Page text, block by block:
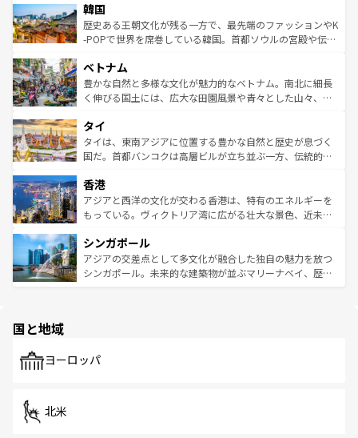
ワイを、存分に味わってほしい。 なお、新着のハワイ情報
はコンテンツ一覧を参照してほしい。
いる。アクティビティも充実しており、サーフィンやダイ
ビング、ハイキングなど、アウトドア好きにはたまらな
い。オーストラリアの多彩な魅力を存分に味わいつくそ
参照してほしい。
ン）、静ひつな山岳地帯である台湾東部など、都市の喧騒
と山間の静けさが共存しており、訪れる人に新しい発見と
驚きをもたらしてくれる。また、奥深い台湾の食文化も魅
容にもいいと評判のスイーツなど、バラエティ豊かな料理
が味わえる。 なお、新着の台湾情報は コンテンツ一覧を参
照してほしい。
韓国
歴史ある王朝文化が残る一方で、最先端のファッションやK
-POPで世界を席巻している韓国。首都ソウルの宮殿や伝統
き、地方に足を延ばせば四季折々の自然美を楽しむことが
できる。そして、キムチや焼肉、絶品のストリートフード
まで、さまざまな韓国料理が待っている。夜には、韓国な
リティに包まれながら、韓国の多彩な魅力を心ゆくまで味
わってみてほしい。 なお、新着の韓国情報はコンテンツ一
覧を参照してほしい。
ベトナム
豊かな自然と多様な文化が魅力的なベトナム。南北に細長
く伸びる国土には、広大な田園風景や青々とした山々、世
急速な発展と共に伝統が息づく。ハノイの古い町並みやホ
ーチミン市のフランス統治時代の建物も、独特の雰囲気を
醸し出している。また、バラエティの豊かさとおいしさで
とつ。フォーやバインミー、ベトナムコーヒーなどは、ぜ
ひ現地で味わいたい。どの地域を訪れてもあたたかい人々
が旅行者を迎えてくれるので、きっと忘れられない旅にな
参照してほしい。
タイ
タイは、東南アジアに位置する豊かな自然と歴史が息づく
国だ。首都バンコクは高層ビルが立ち並ぶ一方、伝統的な
の活気が交差している。北部ではチェンマイなどの山岳地
帯で自然と触れ合い、南部ではプーケットやクラビの美し
いビーチでリゾート気分を楽しむことができる。タイ料理
激する。気候は一年中温暖で、どの季節にも異なる楽しみ
が待っている。親しみやすいタイの人々、仏教を中心とし
た文化、そして多様な観光資源が、訪れる旅人を魅了し続
香港
アジアと西洋の文化が交わる香港は、特有のエネルギーを
もっている。ヴィクトリア湾に広がる壮大な景色、近未来
み、どこを訪れても感動するはず。観光スポットが密集し
ており、効率よく見どころを回れるのも魅力。息をのむよ
うな絶景から文化的な体験まで、香港を存分に楽しみ尽く
シンガポール
アジアの交差点として多文化が融合した独自の魅力を放つ
シンガポール。未来的な建築物が並ぶマリーナベイ、歴史
で、ホーカーズは地元の風情を楽しめる外せないスポット
国と地域
ヨーロッパ
北米